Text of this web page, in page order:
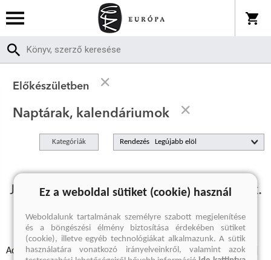
Előkészületben
Naptárak, kalendáriumok
Kategóriák Rendezés
Jelenleg nincs előkészületben termékünk.
Adatvédelmi szabályzatok Elállási felmondási nyilatkozat
Ez a weboldal sütiket (cookie) használ
Weboldalunk tartalmának személyre szabott megjelenítése
és a böngészési élmény biztosítása érdekében sütiket
(cookie), illetve egyéb technológiákat alkalmazunk. A sütik
használatára vonatkozó irányelveinkről, valamint azok